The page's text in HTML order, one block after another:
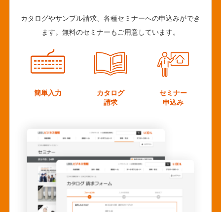
カタログやサンプル請求、各種セミナーへの申込みができ
ます。無料のセミナーもご用意しています。
簡単入力
カタログ
請求
セミナー
申込み